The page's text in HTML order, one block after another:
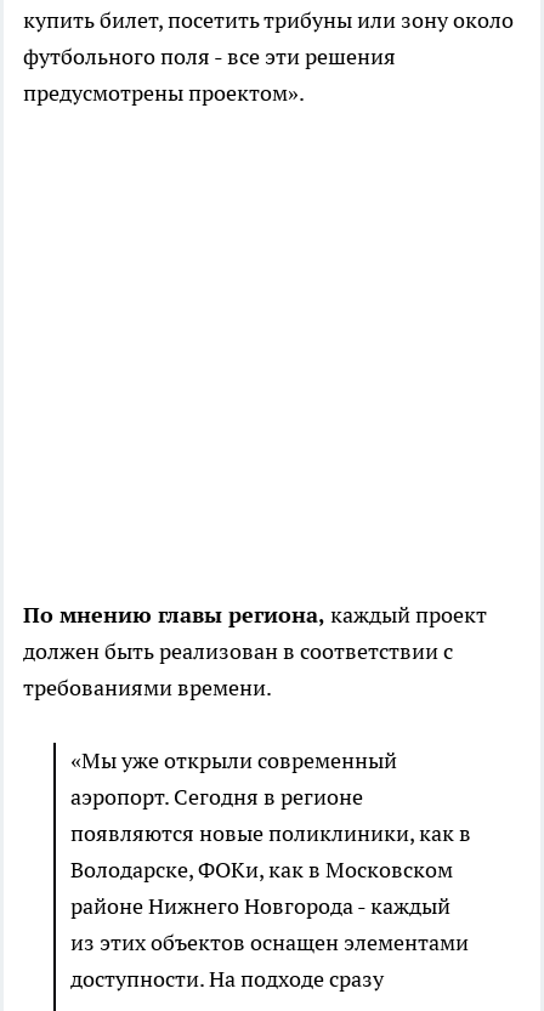
купить билет, посетить трибуны или зону около
футбольного поля - все эти решения
предусмотрены проектом».
По мнению главы региона, каждый проект
должен быть реализован в соответствии с
требованиями времени.
«Мы уже открыли современный
аэропорт. Сегодня в регионе
появляются новые поликлиники, как в
Володарске, ФОКи, как в Московском
районе Нижнего Новгорода - каждый
из этих объектов оснащен элементами
доступности. На подходе сразу